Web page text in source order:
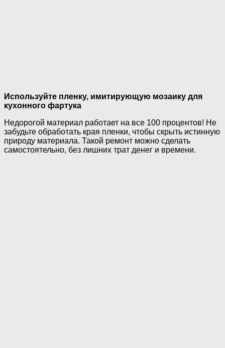
Используйте пленку, имитирующую мозаику для
кухонного фартука
Недорогой материал работает на все 100 процентов! Не
забудьте обработать края пленки, чтобы скрыть истинную
природу материала. Такой ремонт можно сделать
самостоятельно, без лишних трат денег и времени.